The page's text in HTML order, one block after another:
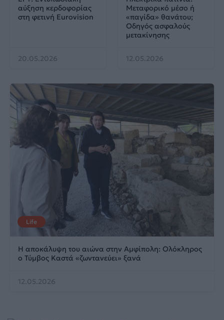
αύξηση κερδοφορίας
στη φετινή Eurovision
20.05.2026
Μεταφορικό μέσο ή
«παγίδα» θανάτου;
Οδηγός ασφαλούς
μετακίνησης
12.05.2026
Life
Η αποκάλυψη του αιώνα στην Αμφίπολη: Ολόκληρος
ο Τύμβος Καστά «ζωντανεύει» ξανά
12.05.2026